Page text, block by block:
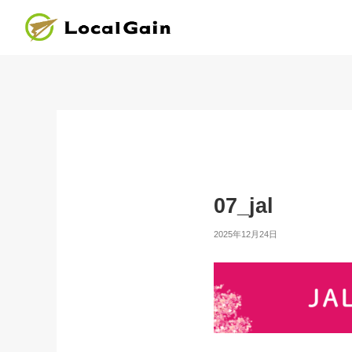
07_jal
2025年12月24日